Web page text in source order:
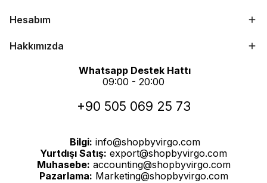
Hesabım
Hakkımızda
Whatsapp Destek Hattı
09:00 - 20:00
+90 505 069 25 73
Bilgi: info@shopbyvirgo.com
Yurtdışı Satış: export@shopbyvirgo.com
Muhasebe: accounting@shopbyvirgo.com
Pazarlama: Marketing@shopbyvirgo.com